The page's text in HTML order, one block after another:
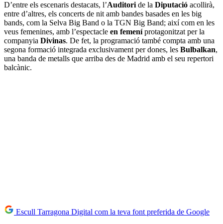
D’entre els escenaris destacats, l’Auditori de la Diputació acollirà,
entre d’altres, els concerts de nit amb bandes basades en les big
bands, com la Selva Big Band o la TGN Big Band; així com en les
veus femenines, amb l’espectacle en femeníprotagonitzat per la
companyia Divinas. De fet, la programació també compta amb una
segona formació integrada exclusivament per dones, les Bulbalkan,
una banda de metalls que arriba des de Madrid amb el seu repertori
balcànic.
Escull Tarragona Digital com la teva font preferida de Google